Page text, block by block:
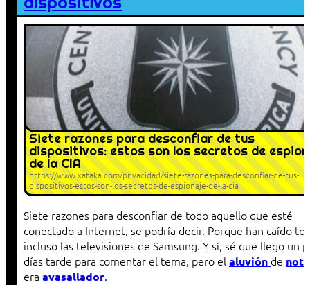
Siete razones para desconfiar de tus
dispositivos: estos son los secretos de
de la CIA
https://www.xataka.com/privacidad/siete-razones-para-desconfiar-de-tus-
dispositivos-estos-son-los-secretos-de-espionaje-de-la-cia
Siete razones para desconfiar de todo aquello que esté
conectado a Internet, se podría decir. Porque han caído
incluso las televisiones de Samsung. Y sí, sé que llego un
días tarde para comentar el tema, pero el aluvión de
era avasallador.